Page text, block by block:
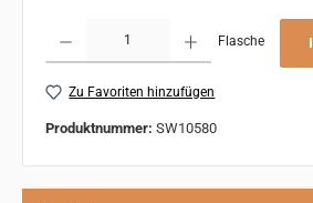
Flasche
Zu Favoriten hinzufügen
Produktnummer: SW10580